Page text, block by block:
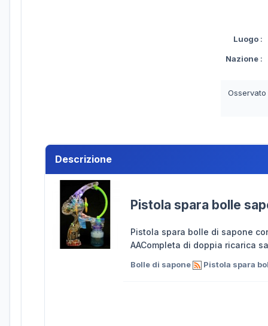
Luogo :
Nazione :
Descrizione
Pistola spara bolle
Pistola spara bolle di sapone
AACompleta di doppia ricarica
Bolle di sapone Pistola spara